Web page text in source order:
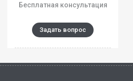
Бесплатная консультация
Задать вопрос